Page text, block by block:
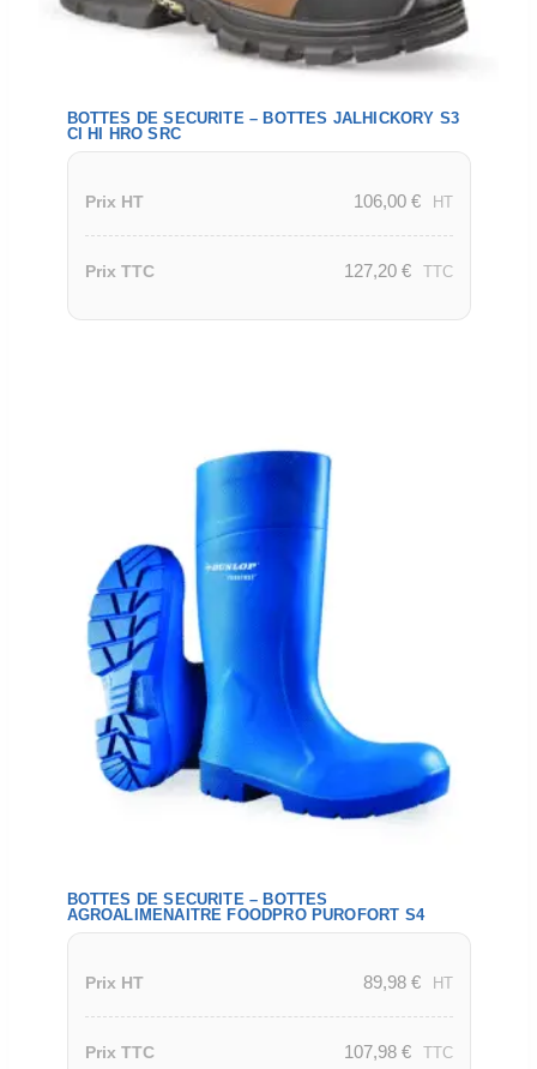
BOTTES DE SECURITE – BOTTES JALHICKORY S3
CI HI HRO SRC
Prix HT 106,00 € HT
Prix TTC 127,20 € TTC
BOTTES DE SECURITE – BOTTES
AGROALIMENAITRE FOODPRO PUROFORT S4
Prix HT 89,98 € HT
Prix TTC 107,98 € TTC